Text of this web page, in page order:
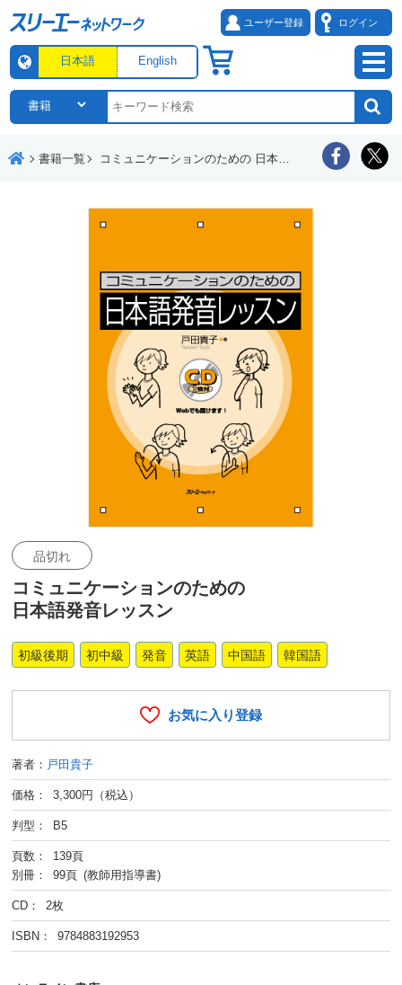
ユーザー登録 ログイン
日本語 English
書籍一覧 コミュニケーションのための 日本語発音レッスン
品切れ
コミュニケーションのための
日本語発音レッスン
初級後期 初中級 発音 英語 中国語 韓国語
お気に入り登録
著者： 戸田貴子
価格： 3,300円（税込）
判型： B5
頁数： 139頁
別冊： 99頁 (教師用指導書)
CD： 2枚
ISBN： 9784883192953